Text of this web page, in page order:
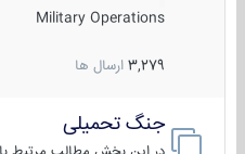
Military Operations
3,279 ارسال ها
جنگ تحمیلی